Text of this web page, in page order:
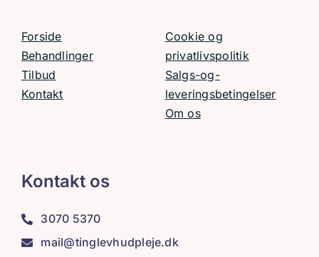
Forside
Behandlinger
Tilbud
Kontakt
Cookie og
privatlivspolitik
Salgs-og-
leveringsbetingelser
Om os
Kontakt os
3070 5370
mail@tinglevhudpleje.dk